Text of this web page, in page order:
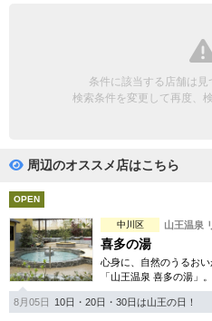
ペアルームあり
条件に該当する店舗は見
検索条件を変更して再度、
周辺のオススメ店はこちら
OPEN
中川区 山王温泉
喜多の湯
心身に、自然のうるお
「山王温泉 喜多の湯」
り、日常を忘れ癒しの
アをご用意しております
8月05日 10日・20日・30日は山王の日！